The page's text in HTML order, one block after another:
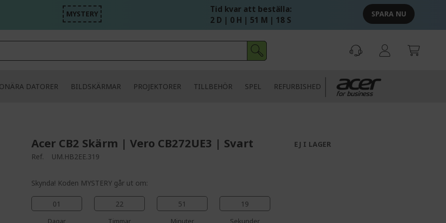
MYSTERY
Tid kvar att beställa:
2 D | 0 H | 51 M | 18 S
SPARA NU
DATORER BILDSKÄRMAR PROJEKTORER TILLBEHÖR SPEL REFURBISHED
Acer CB2 Skärm | Vero CB272UE3 | Svart
Ref. UM.HB2EE.319
Skynda! Koden MYSTERY går ut om:
01
Dagar
22
Timmar
51
Minuter
19
Sekunder
EJ I LAGER